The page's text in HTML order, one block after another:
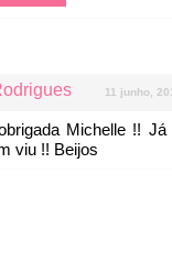
11 junho,
Michelle !!
viu !! Beijos